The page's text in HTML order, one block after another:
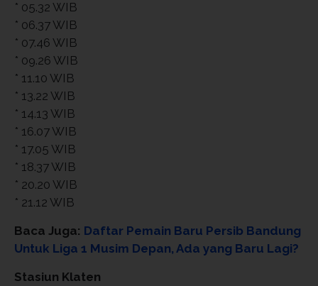
* 05.32 WIB
* 06.37 WIB
* 07.46 WIB
* 09.26 WIB
* 11.10 WIB
* 13.22 WIB
* 14.13 WIB
* 16.07 WIB
* 17.05 WIB
* 18.37 WIB
* 20.20 WIB
* 21.12 WIB
Baca Juga: Daftar Pemain Baru Persib Bandung
Untuk Liga 1 Musim Depan, Ada yang Baru Lagi?
Stasiun Klaten